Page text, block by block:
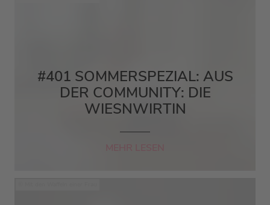
#401 SOMMERSPEZIAL: AUS
DER COMMUNITY: DIE
WIESNWIRTIN
MEHR LESEN